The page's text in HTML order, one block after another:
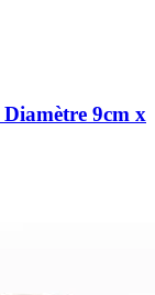
9cm x